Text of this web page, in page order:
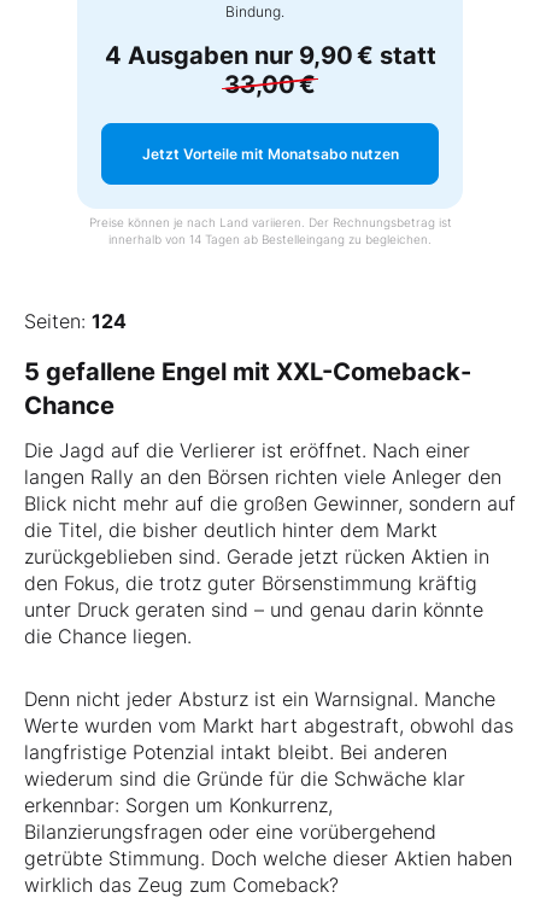
Bindung.
4 Ausgaben nur 9,90 € statt
33,00 €
Jetzt Vorteile mit Monatsabo nutzen
Preise können je nach Land variieren. Der Rechnungsbetrag ist
innerhalb von 14 Tagen ab Bestelleingang zu begleichen.
Seiten: 124
5 gefallene Engel mit XXL-Comeback-
Chance
Die Jagd auf die Verlierer ist eröffnet. Nach einer
langen Rally an den Börsen richten viele Anleger den
Blick nicht mehr auf die großen Gewinner, sondern auf
die Titel, die bisher deutlich hinter dem Markt
zurückgeblieben sind. Gerade jetzt rücken Aktien in
den Fokus, die trotz guter Börsenstimmung kräftig
unter Druck geraten sind – und genau darin könnte
die Chance liegen.
Denn nicht jeder Absturz ist ein Warnsignal. Manche
Werte wurden vom Markt hart abgestraft, obwohl das
langfristige Potenzial intakt bleibt. Bei anderen
wiederum sind die Gründe für die Schwäche klar
erkennbar: Sorgen um Konkurrenz,
Bilanzierungsfragen oder eine vorübergehend
getrübte Stimmung. Doch welche dieser Aktien haben
wirklich das Zeug zum Comeback?